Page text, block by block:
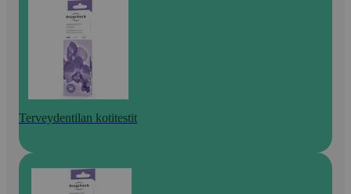
Terveydentilan kotitestit